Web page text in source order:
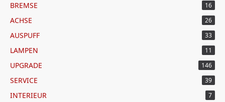
BREMSE 16
ACHSE 26
AUSPUFF 33
LAMPEN 11
UPGRADE 146
SERVICE 39
INTERIEUR 7